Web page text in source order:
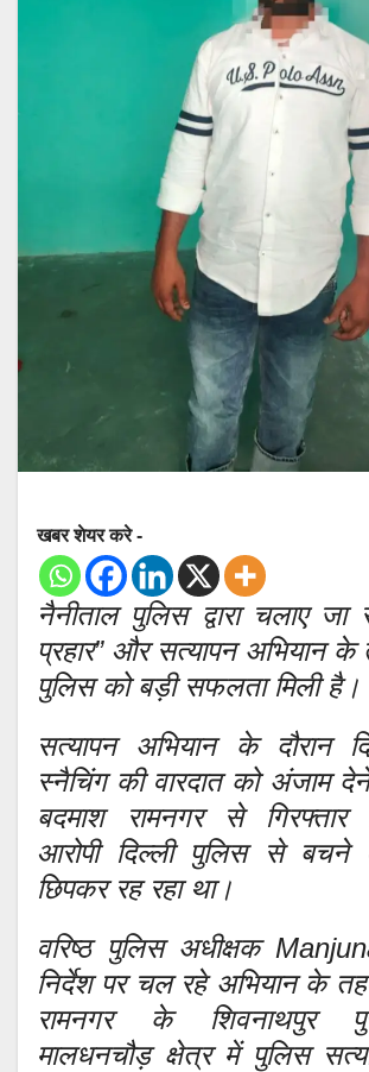
खबर शेयर करे -
नैनीताल पुलिस द्वारा चलाए
प्रहार” और सत्यापन अभियान के
पुलिस को बड़ी सफलता मिली है।
सत्यापन अभियान के दौरान
स्नैचिंग की वारदात को अंजाम देने
बदमाश रामनगर से गिरफ्तार
आरोपी दिल्ली पुलिस से बचने
छिपकर रह रहा था।
वरिष्ठ पुलिस अधीक्षक
निर्देश पर चल रहे अभियान के
रामनगर के शिवनाथपुर
मालधनचौड़ क्षेत्र में पुलिस